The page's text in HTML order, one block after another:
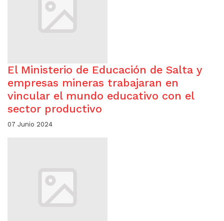
El Ministerio de Educación de Salta y
empresas mineras trabajaran en
vincular el mundo educativo con el
sector productivo
07 Junio 2024